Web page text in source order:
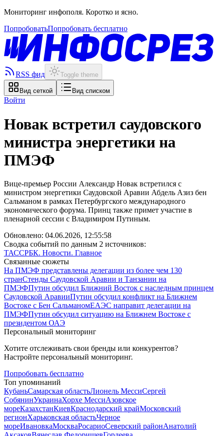
Мониторинг инфополя. Коротко и ясно.
ПопробоватьПопробовать бесплатно
RSS фид Toggle theme
Вид сеткой Вид списком
Войти
Новак встретил саудовского
министра энергетики на
ПМЭФ
Вице-премьер России Александр Новак встретился с
министром энергетики Саудовской Аравии Абдель Азиз бен
Сальманом в рамках Петербургского международного
экономического форума. Принц также примет участие в
пленарной сессии с Владимиром Путиным.
Обновлено: 04.06.2026, 12:55:58
Сводка событий по данным 2 источников:
ТАССРБК. Новости. Главное
Связанные сюжеты
На ПМЭФ представлены делегации из более чем 130
странСтенды Саудовской Аравии и Танзании на
ПМЭФПутин обсудил Ближний Восток с наследным принцем
Саудовской АравииПутин обсудил конфликт на Ближнем
Востоке с Бен СальманомЕАЭС направит делегации на
ПМЭФПутин обсудил ситуацию на Ближнем Востоке с
президентом ОАЭ
Персональный мониторинг
Хотите отслеживать свои бренды или конкурентов?
Настройте персональный мониторинг.
Попробовать бесплатно
Топ упоминаний
КубаньСамарская областьЛионель МессиСергей
СобянинУкраинаХорхе МессиАзовское
мореКазахстанКиевКраснодарский крайМосковский
регионХарьковская областьЧерное
мореИвановкаМоскваРосариоСеверский районАнатолий